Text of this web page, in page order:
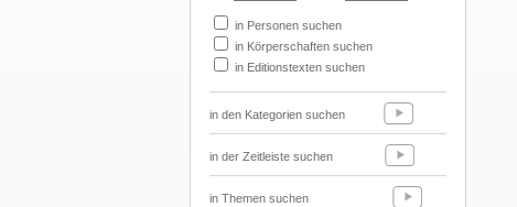
in Personen suchen
in Körperschaften suchen
in Editionstexten suchen
in den Kategorien suchen
in der Zeitleiste suchen
in Themen suchen